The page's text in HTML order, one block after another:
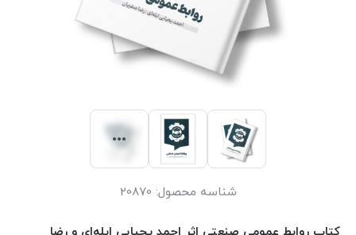
شناسه محصول: 20870